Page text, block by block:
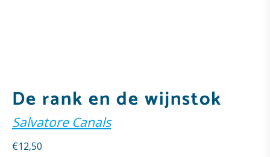
De rank en de wijnstok
Salvatore Canals
€12,50